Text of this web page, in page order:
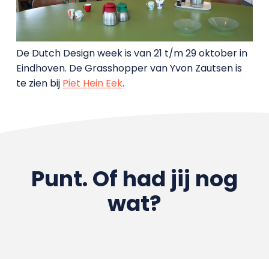
De Dutch Design week is van 21 t/m 29 oktober in
Eindhoven. De Grasshopper van Yvon Zautsen is
te zien bij Piet Hein Eek.
Punt. Of had jij nog
wat?